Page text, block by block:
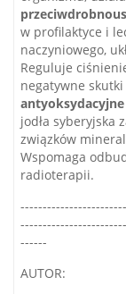
w profilaktyce i
naczyniowego,
Reguluje
negatywne skutki
antyoksydacyjne
jodła syberyjska
związków
Wspomaga
radioterapii.
------
AUTOR: